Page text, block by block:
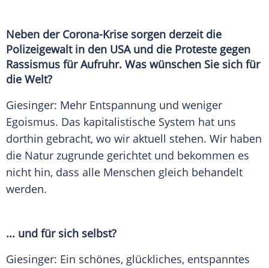
Neben der Corona-Krise sorgen derzeit die
Polizeigewalt in den USA und die Proteste gegen
Rassismus für Aufruhr. Was wünschen Sie sich für
die Welt?
Giesinger: Mehr Entspannung und weniger
Egoismus. Das kapitalistische System hat uns
dorthin gebracht, wo wir aktuell stehen. Wir haben
die Natur zugrunde gerichtet und bekommen es
nicht hin, dass alle Menschen gleich behandelt
werden.
... und für sich selbst?
Giesinger: Ein schönes, glückliches, entspanntes